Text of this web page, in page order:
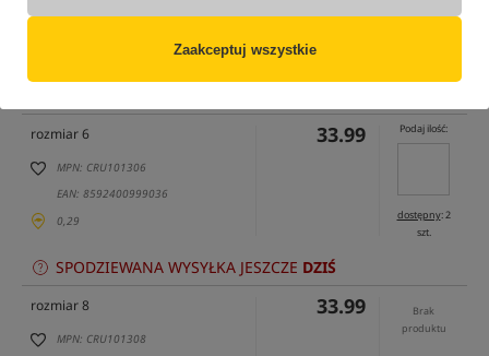
Zaakceptuj wszystkie
rozmiar 6
MPN: CRU101306
EAN: 8592400999036
0,29
33.99 Podaj ilość:
dostępny: 2
szt.
SPODZIEWANA WYSYŁKA JESZCZE DZIŚ
rozmiar 8
MPN: CRU101308
33.99
Brak
produktu